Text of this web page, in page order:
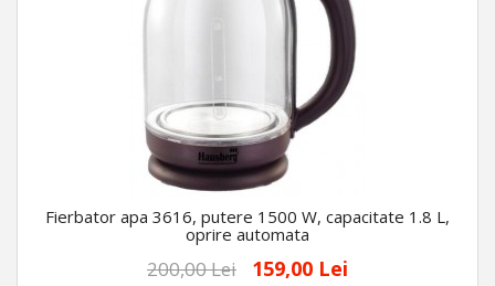
Fierbator apa 3616, putere 1500 W, capacitate 1.8 L,
oprire automata
200,00 Lei 159,00 Lei